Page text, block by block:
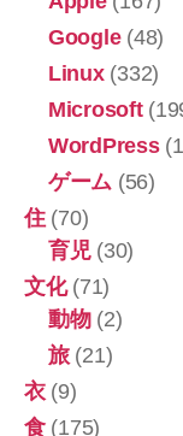
Google(48)
Linux(332)
Microsoft
WordPress
ゲーム (56)
住(70)
育児(30)
文化(71)
動物(2)
旅(21)
衣(9)
食(175)